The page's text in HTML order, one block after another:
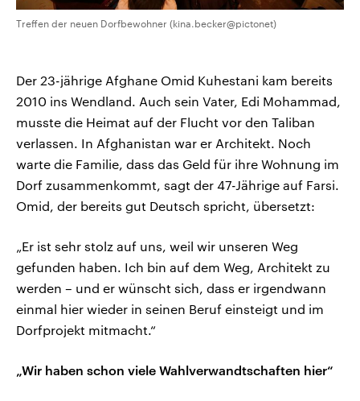
Treffen der neuen Dorfbewohner (kina.becker@pictonet)
Der 23-jährige Afghane Omid Kuhestani kam bereits
2010 ins Wendland. Auch sein Vater, Edi Mohammad,
musste die Heimat auf der Flucht vor den Taliban
verlassen. In Afghanistan war er Architekt. Noch
warte die Familie, dass das Geld für ihre Wohnung im
Dorf zusammenkommt, sagt der 47-Jährige auf Farsi.
Omid, der bereits gut Deutsch spricht, übersetzt:
„Er ist sehr stolz auf uns, weil wir unseren Weg
gefunden haben. Ich bin auf dem Weg, Architekt zu
werden – und er wünscht sich, dass er irgendwann
einmal hier wieder in seinen Beruf einsteigt und im
Dorfprojekt mitmacht.“
„Wir haben schon viele Wahlverwandtschaften hier“